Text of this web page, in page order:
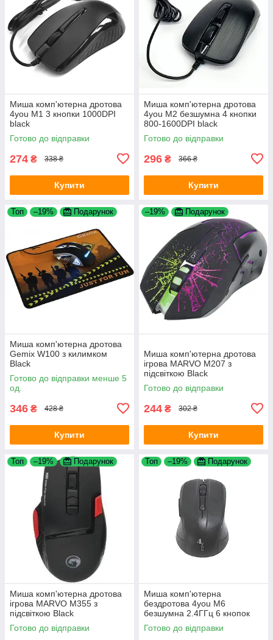
Миша комп'ютерна дротова
4you M1 3 кнопки 1000DPI
black
Готово до відправки
274 ₴ 338 ₴
Купити
Миша комп'ютерна дротова
4you M2 безшумна 4 кнопки
800-1600DPI black
Готово до відправки
296 ₴ 366 ₴
Купити
Топ –19% Подарунок
Миша комп'ютерна дротова
Gemix W100 з килимком
Black
Готово до відправки менше 5
од.
346 ₴ 428 ₴
Купити
–19% Подарунок
Миша комп'ютерна дротова
ігрова MARVO M207 з
підсвіткою Black
Готово до відправки
244 ₴ 302 ₴
Купити
Топ –19% Подарунок
Миша комп'ютерна дротова
ігрова MARVO M355 з
підсвіткою Black
Готово до відправки
Топ –19% Подарунок
Миша комп'ютерна
бездротова 4you M6
безшумна 2.4ГГц 6 кнопок
800-1600DPI Black
Готово до відправки